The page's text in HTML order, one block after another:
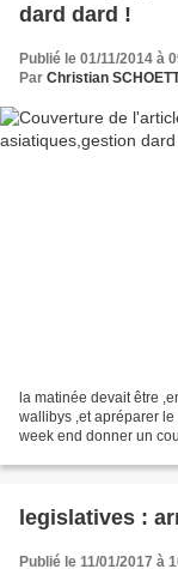
dard dard !
Publié le 01/11/2014 à
Par Christian
la matinée devait être
wallibys ,et apréparer
week end donner un
legislatives :
Publié le 11/01/2017 à